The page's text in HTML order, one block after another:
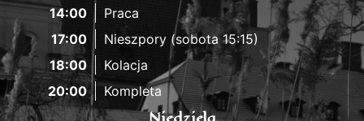
14:00
Praca
17:00
Nieszpory (sobota 15:15)
18:00
Kolacja
20:00
Kompleta